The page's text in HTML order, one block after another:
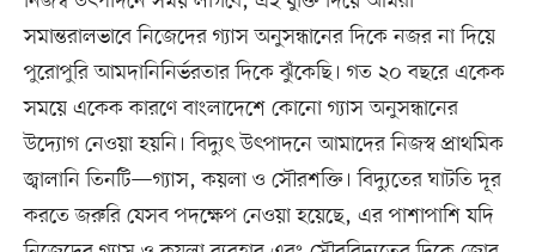
সমান্তরালভাবে নিজেদের গ্যাস অনুসন্ধানের দিকে নজর না দিয়ে
পুরোপুরি আমদানিনির্ভরতার দিকে ঝুঁকেছি। গত ২০ বছরে একেক
সময়ে একেক কারণে বাংলাদেশে কোনো গ্যাস অনুসন্ধানের
উদ্যোগ নেওয়া হয়নি। বিদ্যুৎ উৎপাদনে আমাদের নিজস্ব প্রাথমিক
জ্বালানি তিনটি—গ্যাস, কয়লা ও সৌরশক্তি। বিদ্যুতের ঘাটতি দূর
করতে জরুরি যেসব পদক্ষেপ নেওয়া হয়েছে, এর পাশাপাশি যদি